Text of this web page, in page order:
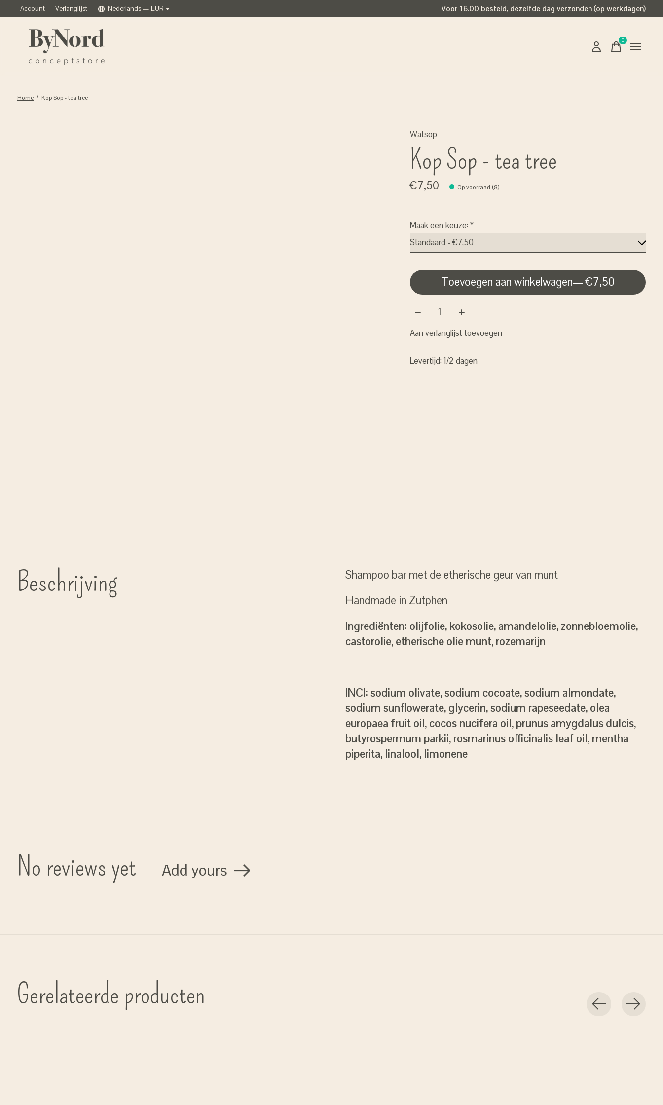
Account Verlanglijst Nederlands — EUR Voor 16.00 besteld, dezelfde dag verzonden (op werkdagen)
0items
Home / Kop Sop - tea tree
Watsop
Kop Sop - tea tree
€7,50 Op voorraad (8)
Maak een keuze:*
Toevoegen aan winkelwagen
— €7,50
Aantal:
Aan verlanglijst toevoegen
Levertijd: 1/2 dagen
Beschrijving
Shampoo bar met de etherische geur van munt
Handmade in Zutphen
Ingrediënten: olijfolie, kokosolie, amandelolie, zonnebloemolie,
castorolie, etherische olie munt, rozemarijn
INCI: sodium olivate, sodium cocoate, sodium almondate,
sodium sunflowerate, glycerin, sodium rapeseedate, olea
europaea fruit oil, cocos nucifera oil, prunus amygdalus dulcis,
butyrospermum parkii, rosmarinus officinalis leaf oil, mentha
piperita, linalool, limonene
No reviews yet Add yours
Gerelateerde producten